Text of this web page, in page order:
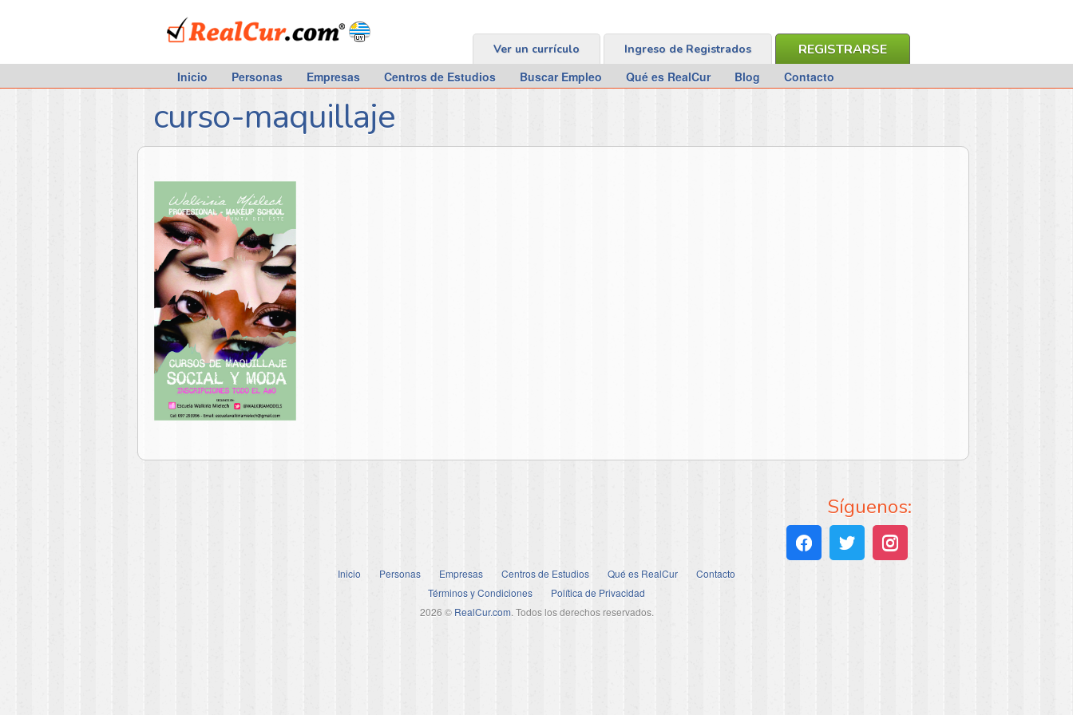
RealCur.com
REGISTRARSE
Ingreso de Registrados
Ver un currículo
Inicio Personas Empresas Centros de Estudios Buscar Empleo Qué es RealCur Blog Contacto
curso-maquillaje
Síguenos:
Inicio Personas Empresas Centros de Estudios Qué es RealCur
Contacto
Términos y Condiciones
Política de Privacidad
2026 © RealCur.com. Todos los derechos reservados.